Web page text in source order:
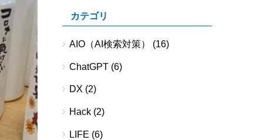
カテゴリ
AIO（AI検索対策） (16)
ChatGPT(6)
DX (2)
Hack(2)
LIFE (6)